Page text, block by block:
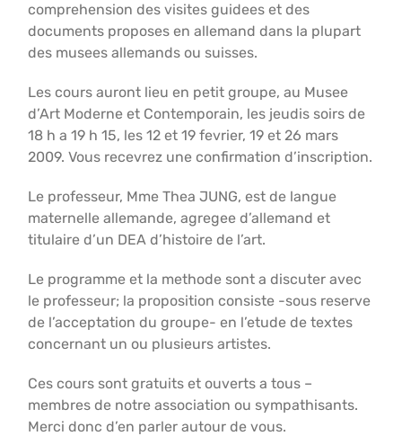
Le MAMCS
Contact
comprehension des visites guidees et des
documents proposes en allemand dans la plupart
des musees allemands ou suisses.
Les cours auront lieu en petit groupe, au Musee
d’Art Moderne et Contemporain, les jeudis soirs de
18 h a 19 h 15, les 12 et 19 fevrier, 19 et 26 mars
2009. Vous recevrez une confirmation d’inscription.
Le professeur, Mme Thea JUNG, est de langue
maternelle allemande, agregee d’allemand et
titulaire d’un DEA d’histoire de l’art.
Le programme et la methode sont a discuter avec
le professeur; la proposition consiste -sous reserve
de l’acceptation du groupe- en l’etude de textes
concernant un ou plusieurs artistes.
Ces cours sont gratuits et ouverts a tous –
membres de notre association ou sympathisants.
Merci donc d’en parler autour de vous.